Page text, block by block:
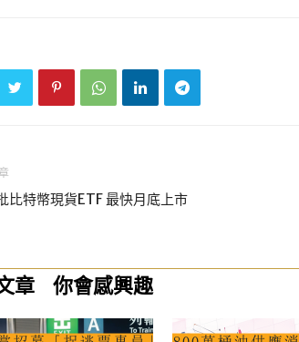
比特幣現貨ETF 最快月底上市
章 你會感興趣